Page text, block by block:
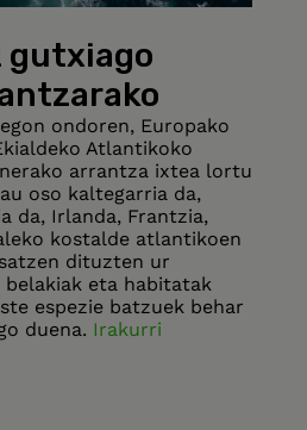
gutxiago
ondoren, Europako
Atlantikoko
arrantza ixtea lortu
oso kaltegarria da,
da, Irlanda, Frantzia,
kostalde atlantikoen
dituzten ur
eta habitatak
espezie batzuek behar
duena. Irakurri